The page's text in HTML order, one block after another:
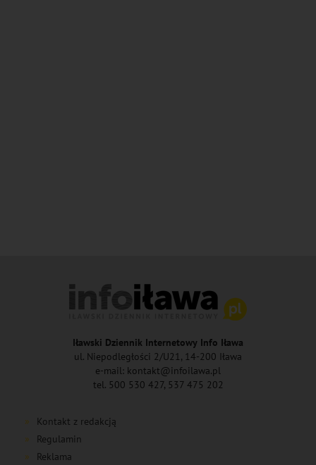
Iławski Dziennik Internetowy Info Iława
ul. Niepodległości 2/U21, 14-200 Iława
e-mail: kontakt@infoilawa.pl
tel. 500 530 427, 537 475 202
Kontakt z redakcją
Regulamin
Reklama